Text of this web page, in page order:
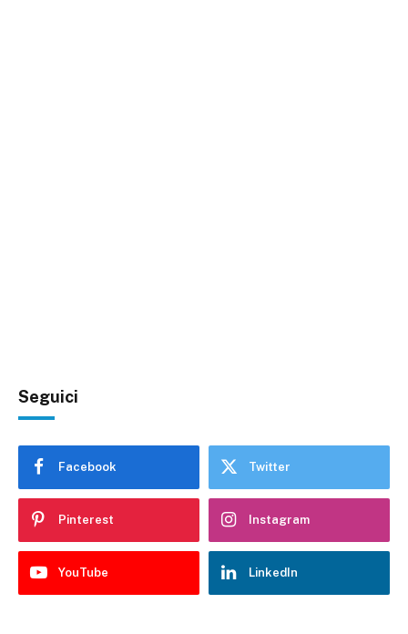
Seguici
Facebook Twitter
Pinterest Instagram
YouTube LinkedIn